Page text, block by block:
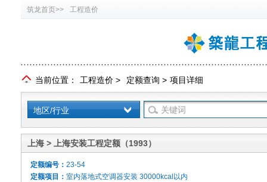
筑龙首页>> 工程造价
当前位置： 工程造价 > 定额查询 > 项目详细
地区/行业
上海 > 上海安装工程定额（1993）
定额编号： 23-54
定额项目： 室内落地式空调器安装 30000kcal以内